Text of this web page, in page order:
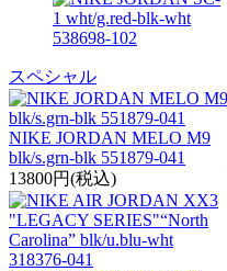
スペシャル
NIKE JORDAN MELO M9
blk/s.grn-blk 551879-041
13800円(税込)